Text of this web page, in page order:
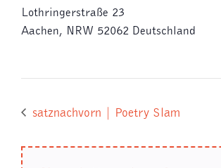
Lothringerstraße 23
Aachen, NRW 52062 Deutschland
satznachvorn | Poetry Slam